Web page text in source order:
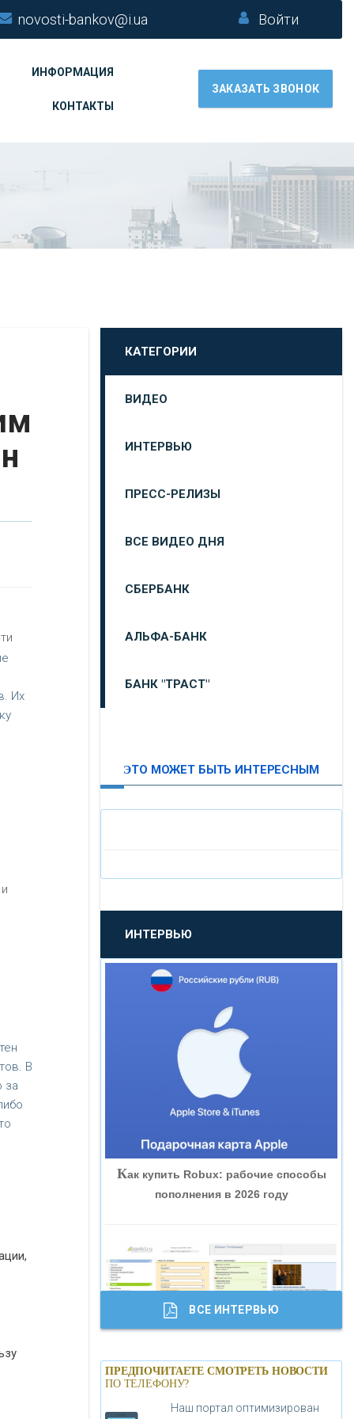
novosti-bankov@i.ua Войти
ИНФОРМАЦИЯ
КОНТАКТЫ
ЗАКАЗАТЬ ЗВОНОК
Их
В
за
КАТЕГОРИИ
ВИДЕО
ИНТЕРВЬЮ
ПРЕСС-РЕЛИЗЫ
ВСЕ ВИДЕО ДНЯ
СБЕРБАНК
АЛЬФА-БАНК
БАНК "ТРАСТ"
«ПРОМСВЯЗЬБАНК»
«НОВИКОМБАНК»
«СМП БАНК»
«ВНЕШПРОМБАНК»
«БАНК ГЛОБЭКС»
«ТРАСТ»
«ГАЗПРОМБАНК»
«МОСКОВСКИЙ КРЕДИТНЫЙ
БАНК»
ЭТО МОЖЕТ БЫТЬ ИНТЕРЕСНЫМ
ИНТЕРВЬЮ
Как купить Robux: рабочие способы
пополнения в 2026 году
Банки.ру обновил логотип впервые за
19 лет - «Лента новостей»
ВСЕ ИНТЕРВЬЮ
ПРЕДПОЧИТАЕТЕ СМОТРЕТЬ НОВОСТИ
ПО ТЕЛЕФОНУ?
Наш портал оптимизирован